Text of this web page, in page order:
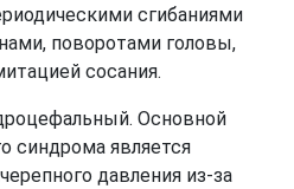
сгибаниями
поворотами головы,
сосания.
Основной
синдрома является
давления из-за